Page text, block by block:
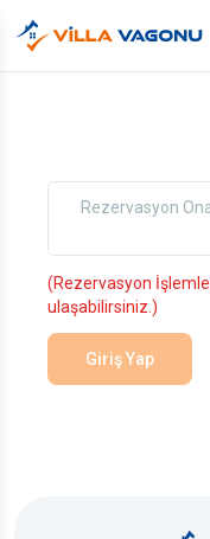
Rezervasyon
(Rezervasyon
ulaşabilirsiniz.)
Giriş Yap